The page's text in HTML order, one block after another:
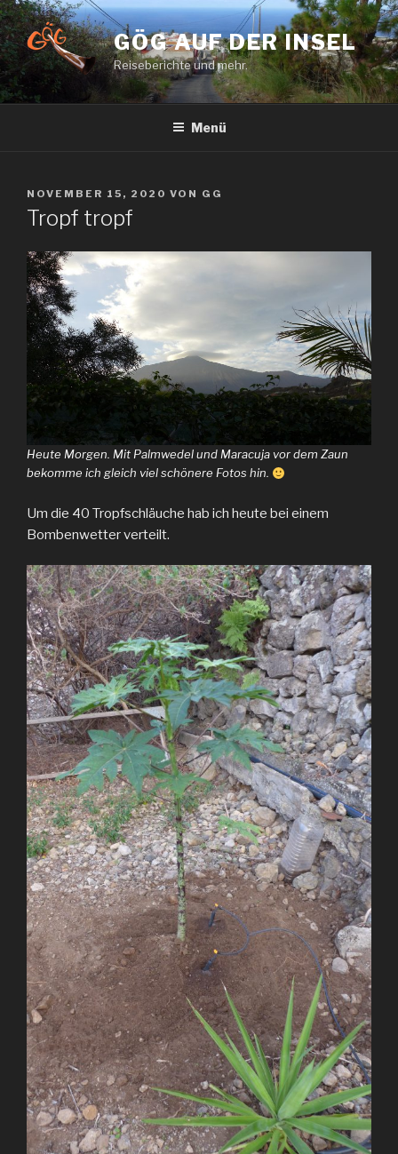
Zum
Inhalt
springen
GÖG AUF DER INSEL
Reiseberichte und mehr.
Menü
VERÖFFENTLICHT
AM
NOVEMBER 15, 2020 VON GG
Tropf tropf
Heute Morgen. Mit Palmwedel und Maracuja vor dem Zaun
bekomme ich gleich viel schönere Fotos hin.
Um die 40 Tropfschläuche hab ich heute bei einem
Bombenwetter verteilt.